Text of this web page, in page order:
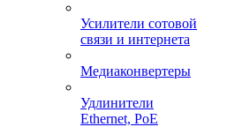
Усилители сотовой
связи и интернета
Медиаконвертеры
Удлинители
Ethernet, PoE